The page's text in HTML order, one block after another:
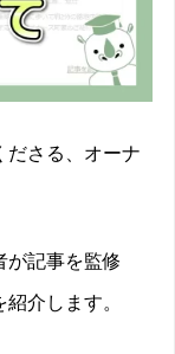
ださる、オーナ
が記事を監修
介します。